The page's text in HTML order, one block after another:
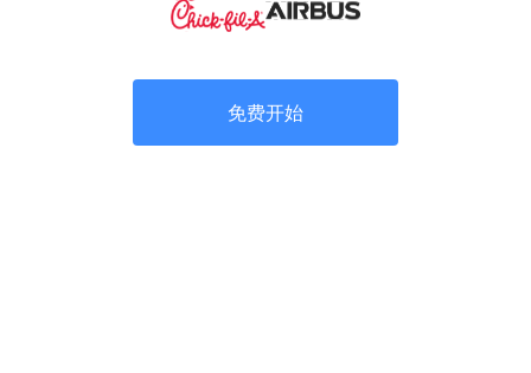
免费开始